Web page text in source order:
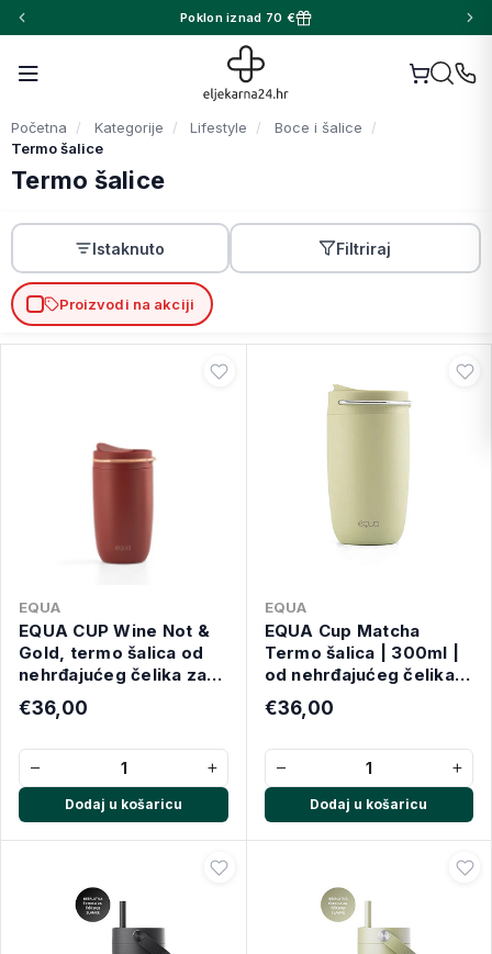
Poklon iznad 70 €
Početna Kategorije Lifestyle
Boce i šalice
Termo šalice
Termo šalice
Istaknuto Filtriraj
Proizvodi na akciji
EQUA
EQUA CUP Wine Not &
Gold, termo šalica od
nehrđajućeg čelika za
čaj/kavu, 300ml
€36,00
− +
Dodaj u košaricu
EQUA
EQUA Cup Matcha
Termo šalica | 300ml |
od nehrđajućeg čelika,
za čaj/kavu
€36,00
− +
Dodaj u košaricu